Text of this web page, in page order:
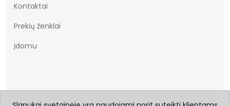
Kontaktai
Prekių ženklai
Įdomu